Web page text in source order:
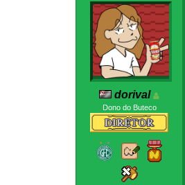
dorival
Dono do Buteco